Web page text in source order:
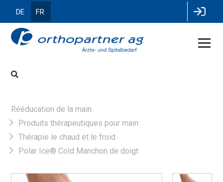
DE FR
Rééducation de la main
Produits thérapeutiques pour main
Thérapie le chaud et le froid
Polar Ice® Cold Manchon de doigt